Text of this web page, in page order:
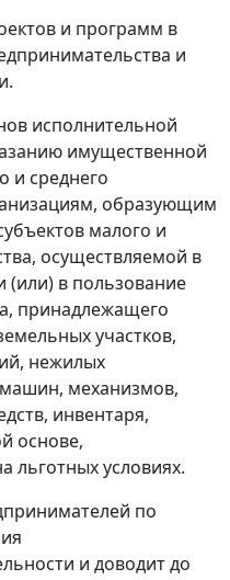
и программ в
и
исполнительной
имущественной
и среднего
образующим
малого и
осуществляемой в
(или) в пользование
принадлежащего
участков,
нежилых
механизмов,
инвентаря,
основе,
льготных условиях.
по
и доводит до